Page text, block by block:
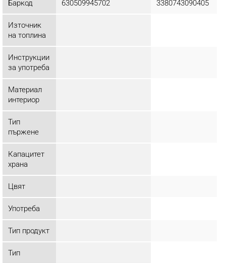
Баркод 630509945702 3380743090405
Източник
на топлина
Инструкции
за употреба
Материал
интериор
Тип
пържене
Капацитет
храна
Цвят
Употреба
Тип продукт
Тип